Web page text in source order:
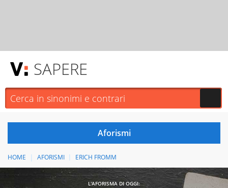
SAPERE
HOME AFORISMI ERICH FROMM
L'AFORISMA DI OGGI: